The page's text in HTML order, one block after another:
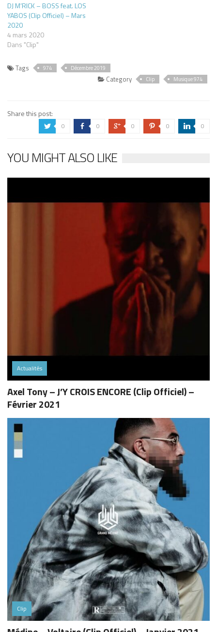
DJ M’RICK – BOSS feat. LOS
YABOS (Clip Officiel) – Mars
2020
4 mars 2020
Dans "Clip"
Tags 974 Décembre 2019
Category Clip Musique 974
Share this post:
a 0 b 0 c 0 d 0 j 0
YOU MIGHT ALSO LIKE
Actualités
Axel Tony – J’Y CROIS ENCORE (Clip Officiel) –
Février 2021
Clip